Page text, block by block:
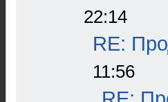
22:14
RE:
11:56